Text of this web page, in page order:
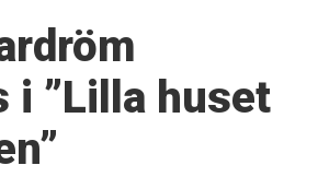
i ”Lilla huset